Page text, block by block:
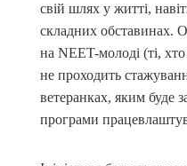
свій шлях у житті,
складних обставинах.
на NEET-молоді (ті,
не проходить
ветеранках, яким буде
програми